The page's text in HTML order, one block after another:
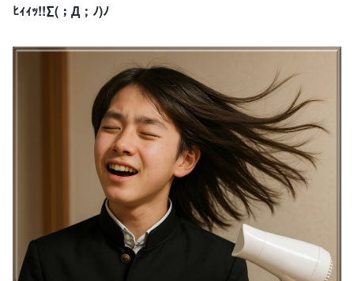
ﾋｨｨｯ!!∑(；Д；ﾉ)ﾉ